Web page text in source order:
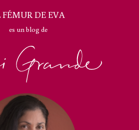
FÉMUR DE EVA
es un blog de